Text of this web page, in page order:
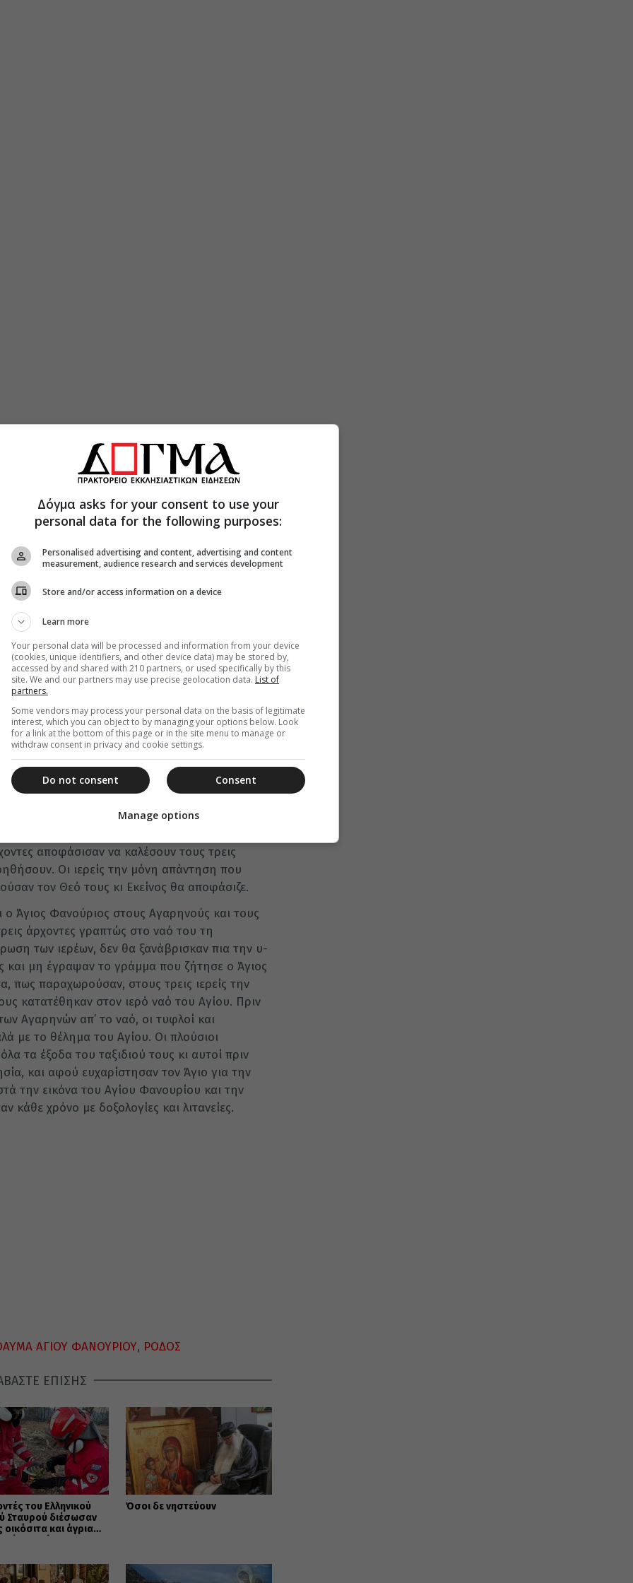
κι όμως μια γλυκειά προσμονή ήλθε να
πως στη Ρόδο ο Άγιος Φανούριος
τις ελ­πίδες τους κι ολοένα προσεύχονταν και
για να τους λυτρώσει απ’ την σκληρή
Ζήτησε, λοιπόν, ο κάθε ιερέας, χωρίς να
του, να του δώσει άδεια να μεταβεί στην
του Αγίου Φανουρίου. Πήρανε κι οι τρεις
μ’ ευ­λάβεια την εικόνα του Αγίου βρέχοντας
προ­σεύχονταν και με όλη τη δύναμη της
να μεσολαβήσει για να γλυτώσουν πια
απ’ τον πόνο τους, ο Άγιος Φανού­ριος
αφέντες τους και τους διέταξε να ελευ­
δια­φορετικά θα τους τιμωρούσε σκληρά. Οι
επέμ­βαση του Αγίου σαν κάποια μαγεία, γι’
άρ­χισαν να τους βασανίζουν με χειρότερο
επενέβη πιο αποτελεσματικά, έλυσε
τους υ­ποσχέθηκε, πως θα τους ελευθέρωνε
και πάλι στους Αγαρηνούς και τους
το πρωί τους ιερείς, θα μεταχειρι­
πρωί οι Αγαρηνοί αισθάνθησαν την τιμωρία,
τους έμεινε παράλυτο. Έτσι
τους συγγενείς τους, για να συζητήσουν το
αποφάσισαν να καλέσουν τους τρεις
Οι ιερείς την μόνη απάντηση που
τον Θεό τους κι Εκείνος θα αποφάσιζε.
ο Άγιος Φανούριος στους Αγαρηνούς και τους
άρχοντες γραπτώς στο ναό του τη
των ιερέων, δεν θα ξανάβρισκαν πια την υ­
και μη έγραψαν το γράμμα που ζήτησε ο Άγιος
πως παραχωρούσαν, στους τρεις ιερείς την
κατατέ­θηκαν στον ιερό ναό του Αγίου. Πριν
Αγαρηνών απ’ το ναό, οι τυφλοί και
με το θέλημα του Αγίου. Οι πλούσιοι
τα έξοδα του ταξιδιού τους κι αυτοί πριν
και αφού ευχαρίστησαν τον Άγιο για την
την εικόνα του Αγίου Φανουρίου και την
χρόνο με δοξολογίες και λιτανείες.
ΑΓΙΟΥ ΦΑΝΟΥΡΙΟΥ, ΡΟΔΟΣ
ΕΠΙΣΗΣ
του Ελληνικού
Σταυρού διέσωσαν
οικόσιτα και άγρια
Όσοι δε νηστεύουν
Δόγμα asks for your consent to use your
personal data for the following purposes:
Personalised advertising and content, advertising and content
measurement, audience research and services development
Store and/or access information on a device
Learn more
Your personal data will be processed and information from your device
(cookies, unique identifiers, and other device data) may be stored by,
accessed by and shared with 210 partners, or used specifically by this
site. We and our partners may use precise geolocation data. List of
partners.
Some vendors may process your personal data on the basis of legitimate
interest, which you can object to by managing your options below. Look
for a link at the bottom of this page or in the site menu to manage or
withdraw consent in privacy and cookie settings.
Consent
Do not consent
Manage options